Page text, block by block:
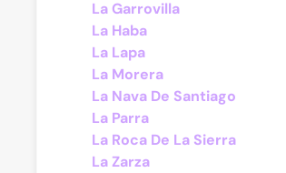
La Garrovilla
La Haba
La Lapa
La Morera
La Nava De Santiago
La Parra
La Roca De La Sierra
La Zarza